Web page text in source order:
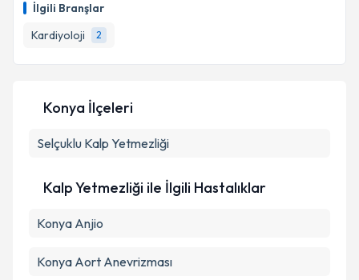
İlgili Branşlar
Kardiyoloji
2
Konya İlçeleri
Selçuklu Kalp Yetmezliği
Kalp Yetmezliği ile İlgili Hastalıklar
Konya Anjio
Konya Aort Anevrizması